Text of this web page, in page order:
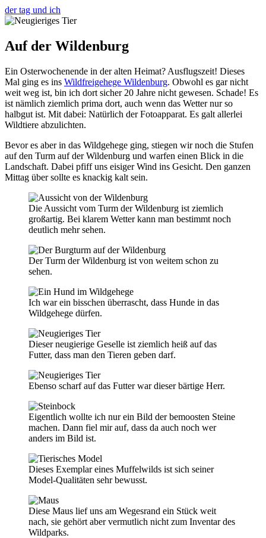
der tag und ich
Auf der Wildenburg
Ein Osterwochenende in der alten Heimat? Ausflugszeit! Dieses
Mal ging es ins Wildfreigehege Wildenburg. Obwohl es gar nicht
weit weg ist, bin ich dort sicher 20 Jahre nicht gewesen. Schade! Es
ist nämlich ziemlich prima dort, auch wenn das Wetter nur so
halbgut ist. Mit dabei: Natürlich der Fotoapparat. Es galt allerlei
Wildtiere abzulichten.
Bevor es aber in das Wildgehege ging, stiegen wir noch die Stufen
auf den Turm auf der Wildenburg und warfen einen Blick in die
Landschaft. Dabei pfiff uns eisiger Wind ins Gesicht. Den ganzen
Mittag über sollte es knackig kalt sein.
Die Aussicht vom Turm der Wildenburg ist ziemlich
großartig. Bei klarem Wetter kann man bestimmt noch
deutlich mehr sehen.
Der Turm der Wildenburg ist von weitem schon zu
sehen.
Ich war ein bisschen überrascht, dass Hunde in das
Wildgehege dürfen.
Dieser neugierige Geselle ist ziemlich heiß auf das
Futter, dass man den Tieren geben darf.
Ebenso scharf auf das Futter war dieser bärtige Herr.
Eigentlich wollte ich nur ein Bild der bemoosten Steine
machen. Dann fiel mir auf, dass da auch noch wer
anders im Bild ist.
Dieses Exemplar eines Muffelwilds ist sich seiner
Model-Qualitäten sehr bewusst.
Diese Maus lief uns am Wegesrand ein Stück weit
nach, sie gehört aber vermutlich nicht zum Inventar des
Wildparks.